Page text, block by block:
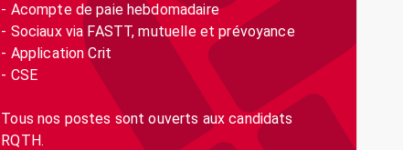
- Acompte de paie hebdomadaire
- Sociaux via FASTT, mutuelle et prévoyance
- Application Crit
- CSE
Tous nos postes sont ouverts aux candidats
RQTH.